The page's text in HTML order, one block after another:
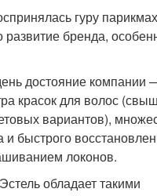
гуру
развитие бренда,
достояние компании
красок для волос
вариантов),
и быстрого
локонов.
обладает такими